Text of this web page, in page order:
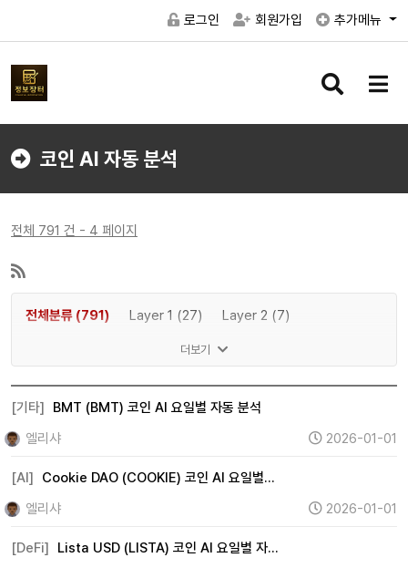
로그인 회원가입 추가메뉴
검
버
메
버
코인 AI 자동 분석
전체 791 건 - 4 페이지
전체분류 (791) Layer 1 (27)
Layer 2 (7)
Metaverse (4)
기타 (347)
더보기
[기타]
BMT (BMT) 코인 AI 요일별 자동 분석
엘리샤
2026-01-01
[AI]
Cookie DAO (COOKIE) 코인 AI 요일별…
엘리샤
2026-01-01
[DeFi]
Lista USD (LISTA) 코인 AI 요일별 자…